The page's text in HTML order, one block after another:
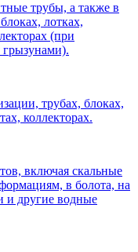
трубы, а также в
лотках,
(при
грызунами).
трубах, блоках,
коллекторах.
включая скальные
в болота, на
и другие водные